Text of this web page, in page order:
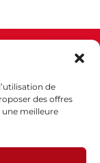
de
des offres
une meilleure